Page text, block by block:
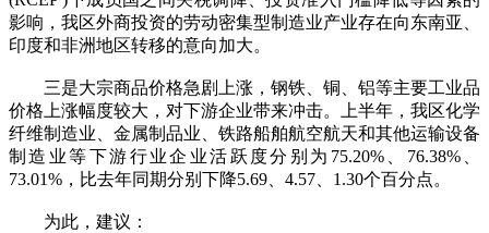
影响，我区外商投资的劳动密集型制造业产业存在向东南亚、
印度和非洲地区转移的意向加大。
三是大宗商品价格急剧上涨，钢铁、铜、铝等主要工业品
价格上涨幅度较大，对下游企业带来冲击。上半年，我区化学
纤维制造业、金属制品业、铁路船舶航空航天和其他运输设备
制造业等下游行业企业活跃度分别为75.20%、76.38%、
73.01%，比去年同期分别下降5.69、4.57、1.30个百分点。
为此，建议：